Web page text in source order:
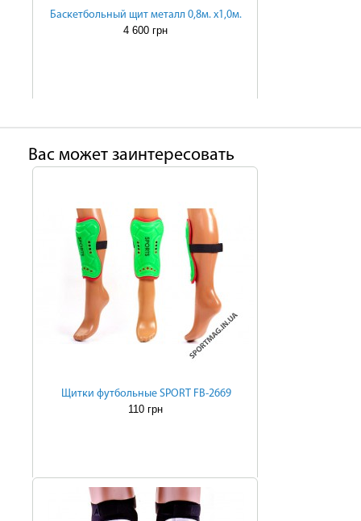
Баскетбольный щит металл 0,8м. х1,0м.
4 600 грн
Ваc может заинтересовать
Щитки футбольные SPORT FB-2669
110 грн